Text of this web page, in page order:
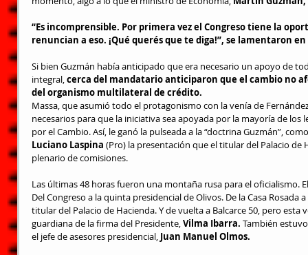
“Es incomprensible. Por primera vez el Congreso tiene la
renuncian a eso. ¡Qué querés que te diga!”, se lamentaron en
Si bien Guzmán había anticipado que era necesario un apoyo de
integral, cerca del mandatario anticiparon que el cambio no
del organismo multilateral de crédito.
Massa, que asumió todo el protagonismo con la venía de
necesarios para que la iniciativa sea apoyada por la mayoría de los
por el Cambio. Así, le ganó la pulseada a la “doctrina Guzmán”,
Luciano Laspina (Pro) la presentación que el titular del Palacio de
plenario de comisiones.
Las últimas 48 horas fueron una montaña rusa para el oficialismo.
Del Congreso a la quinta presidencial de Olivos. De la Casa
titular del Palacio de Hacienda. Y de vuelta a Balcarce 50, pero
guardiana de la firma del Presidente, Vilma Ibarra. También
el jefe de asesores presidencial, Juan Manuel Olmos.